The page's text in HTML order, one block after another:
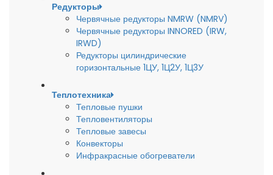
Редукторы
Червячные редукторы NMRW (NMRV)
Червячные редукторы INNORED (IRW,
IRWD)
Редукторы цилиндрические
горизонтальные 1ЦУ, 1Ц2У, 1Ц3У
Теплотехника
Тепловые пушки
Тепловентиляторы
Тепловые завесы
Конвекторы
Инфракрасные обогреватели